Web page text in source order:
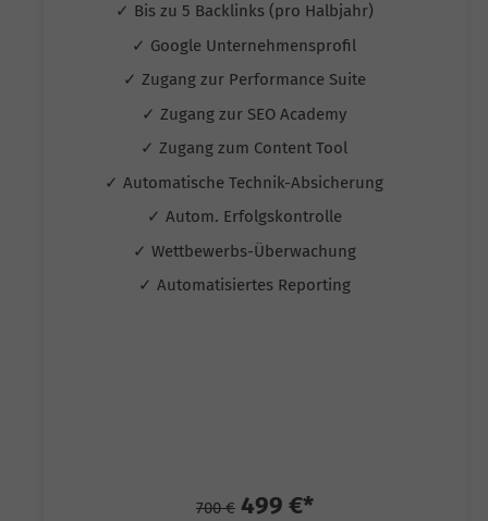
✓ Bis zu 5 Backlinks (pro Halbjahr)
✓ Google Unternehmensprofil
✓ Zugang zur Performance Suite
✓ Zugang zur SEO Academy
✓ Zugang zum Content Tool
✓ Automatische Technik-Absicherung
✓ Autom. Erfolgskontrolle
✓ Wettbewerbs-Überwachung
✓ Automatisiertes Reporting
700 € 499 €*